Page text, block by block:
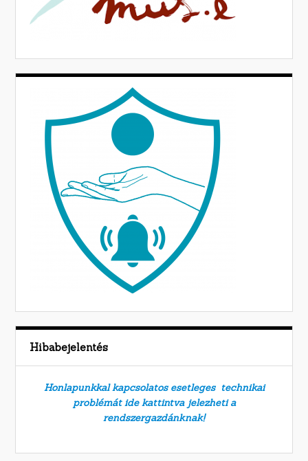
Hibabejelentés
Honlapunkkal kapcsolatos esetleges technikai
problémát ide kattintva jelezheti a
rendszergazdánknak!